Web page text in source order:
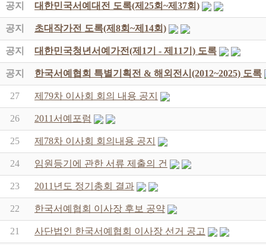
공지 대한민국서예대전 도록(제25회~제37회)
공지 초대작가전 도록(제8회~제14회)
공지 대한민국청년서예가전(제1기 - 제11기) 도록
공지 한국서예협회 특별기획전 & 해외전시(2012~2025) 도록
27 제79차 이사회 회의 내용 공지
26 2011서예포럼
25 제78차 이사회 회의내용 공지
24 임원등기에 관한 서류 제출의 건
23 2011년도 정기총회 결과
22 한국서예협회 이사장 후보 공약
21 사단법인 한국서예협회 이사장 선거 공고